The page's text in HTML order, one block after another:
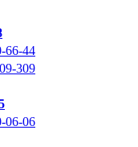
66-44
309
06-06